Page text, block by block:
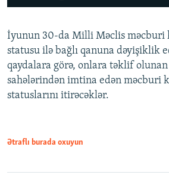
İyunun 30-da Milli Məclis məcburi
statusu ilə bağlı qanuna dəyişiklik
qaydalara görə, onlara təklif olunan
sahələrindən imtina edən məcburi
statuslarını itirəcəklər.
Ətraflı burada oxuyun